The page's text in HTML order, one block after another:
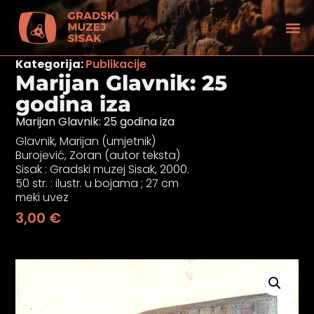
Kategorija:Publikacije
Marijan Glavnik: 25
godina iza
Marijan Glavnik: 25 godina iza
Glavnik, Marijan (umjetnik)
Burojević, Zoran (autor teksta)
Sisak : Gradski muzej Sisak, 2000.
50 str. : ilustr. u bojama ; 27 cm
meki uvez
3,00 €